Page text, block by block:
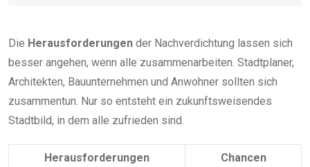
Die Herausforderungen der Nachverdichtung lassen sich
besser angehen, wenn alle zusammenarbeiten. Stadtplaner,
Architekten, Bauunternehmen und Anwohner sollten sich
zusammentun. Nur so entsteht ein zukunftsweisendes
Stadtbild, in dem alle zufrieden sind.
Herausforderungen Chancen